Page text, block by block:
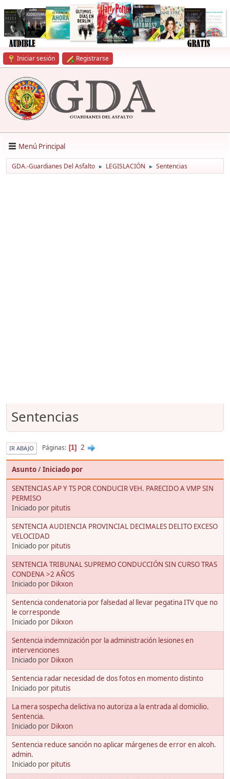
Iniciar sesión Registrarse
Menú Principal
GDA.-Guardianes Del Asfalto ► LEGISLACIÓN ► Sentencias
Sentencias
IR ABAJO Páginas 1 2
Asunto/Iniciado por
SENTENCIAS AP Y TS POR CONDUCIR VEH. PARECIDO A VMP SIN
PERMISO
Iniciado por pitutis
SENTENCIA AUDIENCIA PROVINCIAL DECIMALES DELITO EXCESO
VELOCIDAD
Iniciado por pitutis
SENTENCIA TRIBUNAL SUPREMO CONDUCCIÓN SIN CURSO TRAS
CONDENA >2 AÑOS
Iniciado por Dikxon
Sentencia condenatoria por falsedad al llevar pegatina ITV que no
le corresponde
Iniciado por Dikxon
Sentencia indemnización por la administración lesiones en
intervenciones
Iniciado por Dikxon
Sentencia radar necesidad de dos fotos en momento distinto
Iniciado por pitutis
La mera sospecha delictiva no autoriza a la entrada al domicilio.
Sentencia.
Iniciado por Dikxon
Sentencia reduce sanción no aplicar márgenes de error en alcoh.
admin.
Iniciado por pitutis